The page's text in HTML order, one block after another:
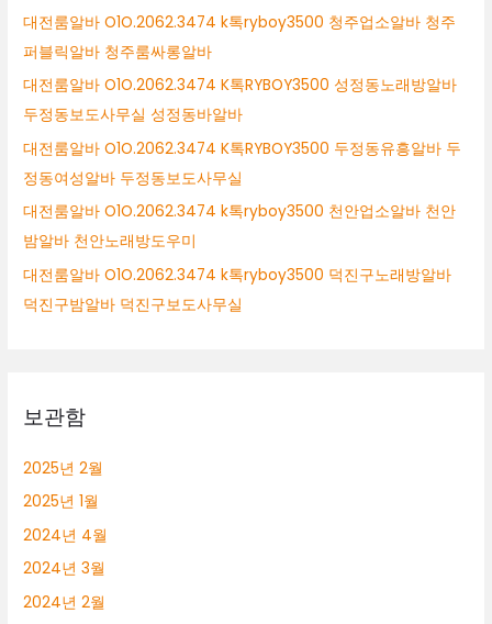
대전룸알바 O1O.2062.3474 k톡ryboy3500 청주업소알바 청주
퍼블릭알바 청주룸싸롱알바
대전룸알바 O1O.2062.3474 K톡RYBOY3500 성정동노래방알바
두정동보도사무실 성정동바알바
대전룸알바 O1O.2062.3474 K톡RYBOY3500 두정동유흥알바 두
정동여성알바 두정동보도사무실
대전룸알바 O1O.2062.3474 k톡ryboy3500 천안업소알바 천안
밤알바 천안노래방도우미
대전룸알바 O1O.2062.3474 k톡ryboy3500 덕진구노래방알바
덕진구밤알바 덕진구보도사무실
보관함
2025년 2월
2025년 1월
2024년 4월
2024년 3월
2024년 2월